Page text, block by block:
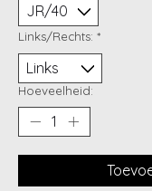
Links/Rechts: *
Hoeveelheid: